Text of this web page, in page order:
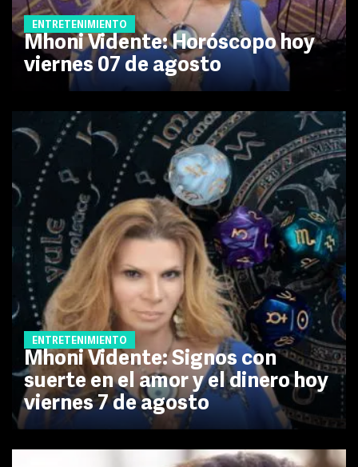
ENTRETENIMIENTO
Mhoni Vidente: Horóscopo hoy
viernes 07 de agosto
ENTRETENIMIENTO
Mhoni Vidente: Signos con
suerte en el amor y el dinero hoy
viernes 7 de agosto